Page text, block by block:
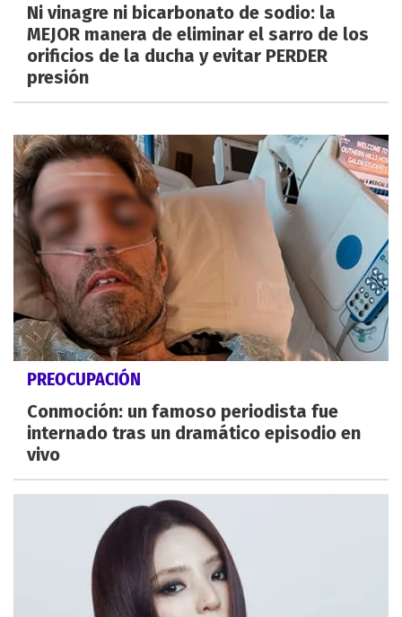
Ni vinagre ni bicarbonato de sodio: la
MEJOR manera de eliminar el sarro de los
orificios de la ducha y evitar PERDER
presión
PREOCUPACIÓN
Conmoción: un famoso periodista fue
internado tras un dramático episodio en
vivo